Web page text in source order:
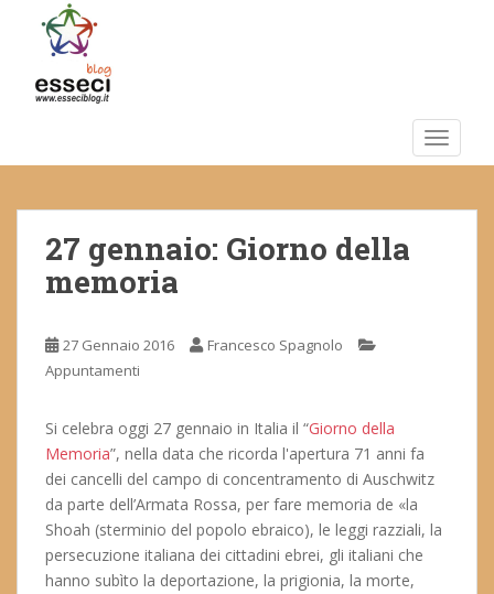
m
27 gennaio: Giorno della
memoria
27 Gennaio 2016
Francesco Spagnolo
Appuntamenti
Si celebra oggi 27 gennaio in Italia il “Giorno della
Memoria”, nella data che ricorda l'apertura 71 anni fa
dei cancelli del campo di concentramento di Auschwitz
da parte dell’Armata Rossa, per fare memoria de «la
Shoah (sterminio del popolo ebraico), le leggi razziali, la
persecuzione italiana dei cittadini ebrei, gli italiani che
hanno subìto la deportazione, la prigionia, la morte,